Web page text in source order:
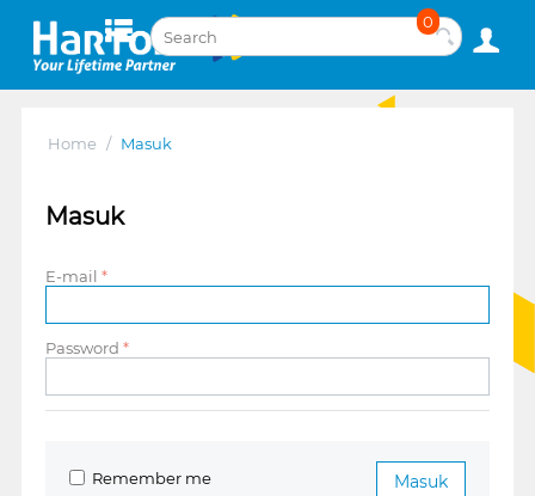
0
Home / Masuk
Masuk
E-mail
Password
Masuk
Remember me